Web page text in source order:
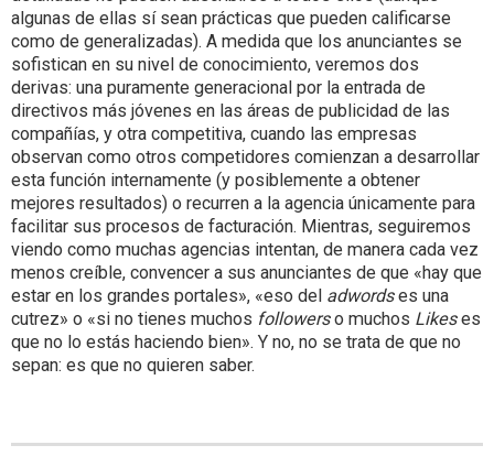
algunas de ellas sí sean prácticas que pueden calificarse
como de generalizadas). A medida que los anunciantes se
sofistican en su nivel de conocimiento, veremos dos
derivas: una puramente generacional por la entrada de
directivos más jóvenes en las áreas de publicidad de las
compañías, y otra competitiva, cuando las empresas
observan como otros competidores comienzan a desarrollar
esta función internamente (y posiblemente a obtener
mejores resultados) o recurren a la agencia únicamente para
facilitar sus procesos de facturación. Mientras, seguiremos
viendo como muchas agencias intentan, de manera cada vez
menos creíble, convencer a sus anunciantes de que «hay que
estar en los grandes portales», «eso del adwordses una
cutrez» o «si no tienes muchos followerso muchos Likeses
que no lo estás haciendo bien». Y no, no se trata de que no
sepan: es que no quieren saber.